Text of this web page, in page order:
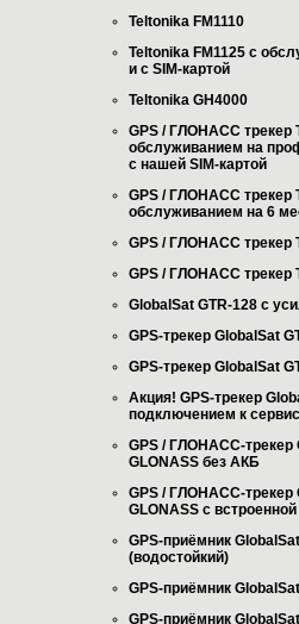
Teltonika FM1110
Teltonika FM1125 с
и с SIM-картой
Teltonika GH4000
GPS / ГЛОНАСС трекер
обслуживанием на
с нашей SIM-картой
GPS / ГЛОНАСС трекер
обслуживанием на 6
GPS / ГЛОНАСС трекер
GPS / ГЛОНАСС трекер
GlobalSat GTR-128 с
GPS-трекер GlobalSat
GPS-трекер GlobalSat
Акция! GPS-трекер
подключением к
GPS / ГЛОНАСС-трекер
GLONASS без АКБ
GPS / ГЛОНАСС-трекер
GLONASS с
GPS-приёмник
(водостойкий)
GPS-приёмник
GPS-приёмник